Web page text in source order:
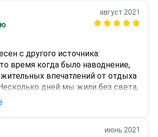
август 2021
с другого источника:
время когда было наводнение,
впечатлений от отдыха
дней мы жили без света,
не комфортно. Сама квартира в
Есть лифт, рядом несколько
июнь 2021